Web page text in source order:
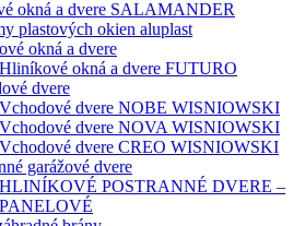
okná a dvere SALAMANDER
plastových okien aluplast
okná a dvere
Hliníkové okná a dvere FUTURO
dvere
Vchodové dvere NOBE WISNIOWSKI
Vchodové dvere NOVA WISNIOWSKI
Vchodové dvere CREO WISNIOWSKI
garážové dvere
HLINÍKOVÉ POSTRANNÉ DVERE –
PANELOVÉ